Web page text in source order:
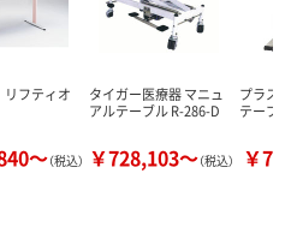
フティオ
～（税込）
タイガー医療器 マニュ
アルテーブル R-286-D
￥728,103～（税込）
プラス
テーブル
￥